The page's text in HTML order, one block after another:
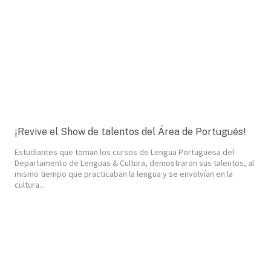
¡Revive el Show de talentos del Área de Portugués!
Estudiantes que toman los cursos de Lengua Portuguesa del
Departamento de Lenguas & Cultura, demostraron sus talentos, al
mismo tiempo que practicaban la lengua y se envolvían en la
cultura...